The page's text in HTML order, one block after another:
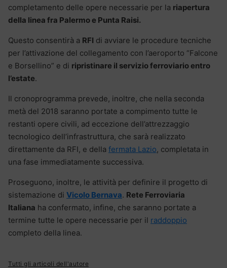
completamento delle opere necessarie per la riapertura
della linea fra Palermo e Punta Raisi.
Questo consentirà a RFI di avviare le procedure tecniche
per l’attivazione del collegamento con l’aeroporto “Falcone
e Borsellino” e di ripristinare il servizio ferroviario entro
l’estate.
Il cronoprogramma prevede, inoltre, che nella seconda
metà del 2018 saranno portate a compimento tutte le
restanti opere civili, ad eccezione dell’attrezzaggio
tecnologico dell’infrastruttura, che sarà realizzato
direttamente da RFI, e della fermata Lazio, completata in
una fase immediatamente successiva.
Proseguono, inoltre, le attività per definire il progetto di
sistemazione di Vicolo Bernava. Rete Ferroviaria
Italiana ha confermato, infine, che saranno portate a
termine tutte le opere necessarie per il raddoppio
completo della linea.
Tutti gli articoli dell'autore